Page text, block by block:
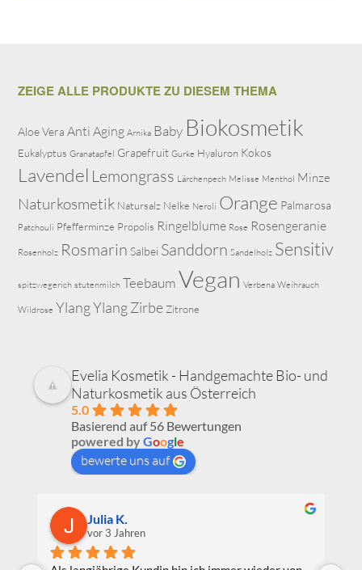
ZEIGE ALLE PRODUKTE ZU DIESEM THEMA
Aloe Vera Anti Aging Arnika Baby Biokosmetik
Eukalyptus Granatapfel Grapefruit Gurke Hyaluron Kokos
Lavendel Lemongrass Lärchenpech Melisse Menthol Minze
Naturkosmetik Natursalz Nelke Neroli Orange Palmarosa
Patchouli Pfefferminze Propolis Ringelblume Rose Rosengeranie
Rosenholz Rosmarin Salbei Sanddorn Sandelholz Sensitiv
spitzwegerich stutenmilch TeebaumVegan Verbena Weihrauch
Wildrose Ylang YlangZirbe Zitrone
Evelia Kosmetik - Handgemachte Bio- und
Naturkosmetik aus Österreich
5.0
Basierend auf 56 Bewertungen
powered byGoogle
bewerte uns auf
Iris Bachler
vor 3 Jahren